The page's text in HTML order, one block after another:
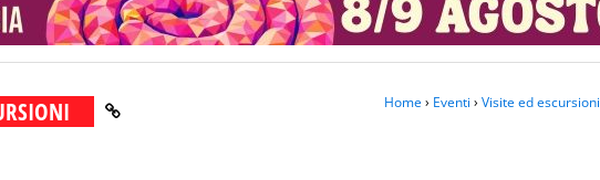
Home› Eventi › Visite ed escursioni